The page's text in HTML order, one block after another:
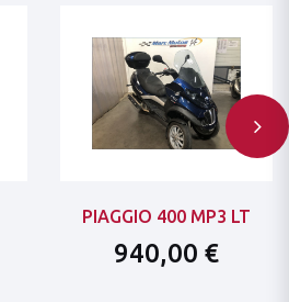
PIAGGIO 400 MP3 LT
940,00 €